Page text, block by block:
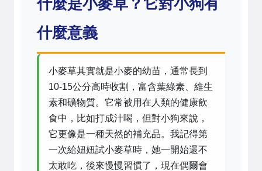
什麼意義
小麥草其實就是小麥的幼苗，通常長到
10-15公分高時收割，富含葉綠素、維生
素和礦物質。它常被用在人類的健康飲
食中，比如打成汁喝，但對小狗來說，
它更像是一種天然的補充品。我記得第
一次給妞妞試小麥草時，她一開始還不
太敢吃，後來慢慢習慣了，現在偶爾會